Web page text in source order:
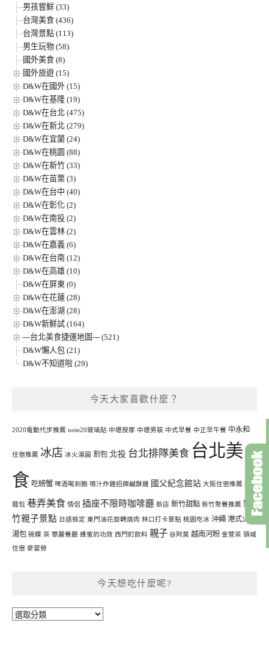
男孩嘗鮮 (33)
台灣美食 (436)
台灣景點 (113)
男生玩物 (58)
國外美食 (8)
國外旅遊 (15)
D&W在國外 (15)
D&W在基隆 (19)
D&W在台北 (475)
D&W在新北 (279)
D&W在宜蘭 (24)
D&W在桃園 (88)
D&W在新竹 (33)
D&W在苗栗 (3)
D&W在台中 (40)
D&W在彰化 (2)
D&W在南投 (2)
D&W在雲林 (2)
D&W在嘉義 (6)
D&W在台南 (12)
D&W在高雄 (10)
D&W在屏東 (0)
D&W在花蓮 (28)
D&W在澎湖 (28)
D&W新鮮試 (164)
---台北美食捷運地圖--- (521)
D&W懶人包 (21)
D&W不知道啦 (29)
今天大家喜歡什麼？
2020電動代步推薦 note20玻璃貼 中壢按摩 中壢男裝 中式早餐 中正早午餐 中永和
住宿推薦 冰店 冰火湯圓 割包 北投 台北排隊美食 台北美
食 吃螃蟹 啤酒喝到飽 噴汁炸雞招牌鹹酥雞 國父紀念館站 大阪住宿推薦 小
籠包 巷弄美食 情侶 插座不限時咖啡廳 新店 新竹甜點 新竹聚餐推薦 新
竹親子景點 日語檢定 東門油花旋轉燒肉 林口打卡景點 桃園吃冰 沖繩 港式火鍋
湯包 碗粿 茶 華麗餐廳 蜂蜜的功效 西門町飲料 親子 谷阿莫 越南河粉 金萱茶 頭城
住宿 麥當勞
今天想吃什麼呢?
今